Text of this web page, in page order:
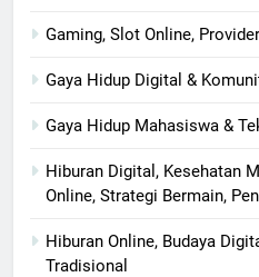
Gaming, Slot Online,
Gaya Hidup Digital &
Gaya Hidup Mahasiswa &
Hiburan Digital, Kesehatan
Online, Strategi Bermain,
Hiburan Online, Budaya
Tradisional